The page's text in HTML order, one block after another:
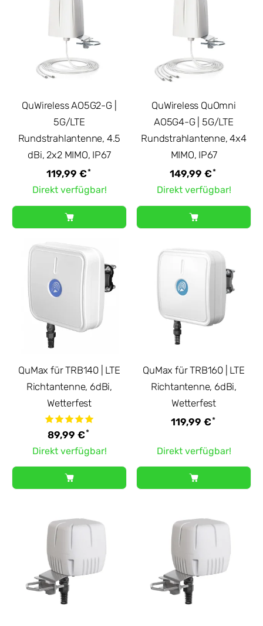
QuWireless AO5G2-G |
5G/LTE
Rundstrahlantenne, 4.5
dBi, 2x2 MIMO, IP67
119,99 €*
Direkt verfügbar!
QuWireless QuOmni
AO5G4-G | 5G/LTE
Rundstrahlantenne, 4x4
MIMO, IP67
149,99 €*
Direkt verfügbar!
QuMax für TRB140 | LTE
Richtantenne, 6dBi,
Wetterfest
89,99 €*
Direkt verfügbar!
QuMax für TRB160 | LTE
Richtantenne, 6dBi,
Wetterfest
119,99 €*
Direkt verfügbar!